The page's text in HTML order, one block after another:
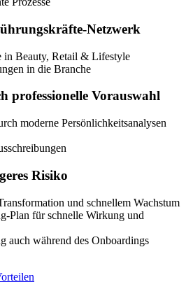
Netzwerk
in Beauty, Retail & Lifestyle
in die Branche
professionelle Vorauswahl
moderne Persönlichkeitsanalysen
Risiko
und schnellem Wachstum
Plan für schnelle Wirkung und
auch während des Onboardings